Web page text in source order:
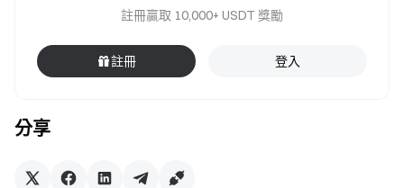
分享
註冊贏取 10,000+ USDT 獎勵
註冊 登入